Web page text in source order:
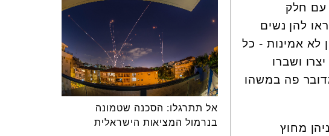
עם חלק
להן נשים
לא אמינות - כל
ושברו
פה במשהו
מחוץ
אל תתרגלו: הסכנה שטמונה
בנרמול המציאות הישראלית